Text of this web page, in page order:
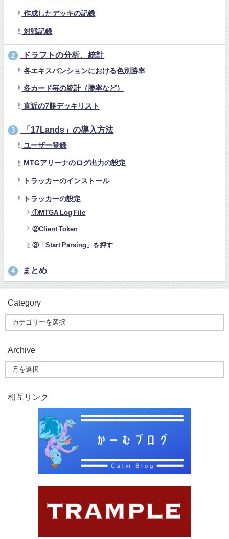
作成したデッキの記録
対戦記録
2 ドラフトの分析、統計
各エキスパンションにおける色別勝率
各カード毎の統計（勝率など）
直近の7勝デッキリスト
3 「17Lands」の導入方法
ユーザー登録
MTGアリーナのログ出力の設定
トラッカーのインストール
トラッカーの設定
①MTGA Log File
②Client Token
③「Start Parsing」を押す
4 まとめ
Category
Archive
相互リンク